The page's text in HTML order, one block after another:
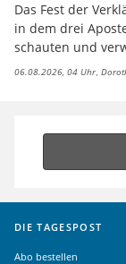
Das Fest der
in dem drei
schauten und
06.08.2026, 04 Uhr
DIE TAGESPOST
Abo bestellen